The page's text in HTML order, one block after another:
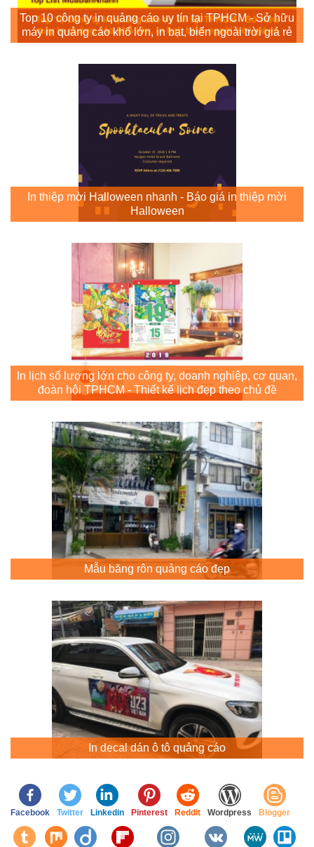
Top 10 công ty in quảng cáo uy tín tại TPHCM - Sở hữu
máy in quảng cáo khổ lớn, in bạt, biển ngoài trời giá rẻ
In thiệp mời Halloween nhanh - Báo giá in thiệp mời
Halloween
In lịch số lượng lớn cho công ty, doanh nghiệp, cơ quan,
đoàn hội TPHCM - Thiết kế lịch đẹp theo chủ đề
Mẫu băng rôn quảng cáo đẹp
In decal dán ô tô quảng cáo
Facebook Twitter Linkedin Pinterest Reddit Wordpress Blogger